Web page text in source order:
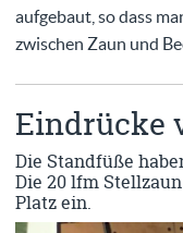
aufgebaut, so dass
zwischen Zaun und
Eindrücke
Die Standfüße
Die 20 lfm
Platz ein.